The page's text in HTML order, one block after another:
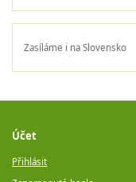
Zasíláme i na Slovensko
Účet
Přihlásit